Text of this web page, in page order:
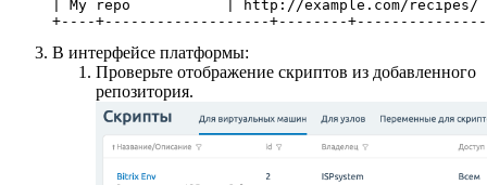
| My repo           | http://example.com/
+----+-------------------+--------
В интерфейсе платформы:
Проверьте отображение скриптов из добавленного
репозитория.